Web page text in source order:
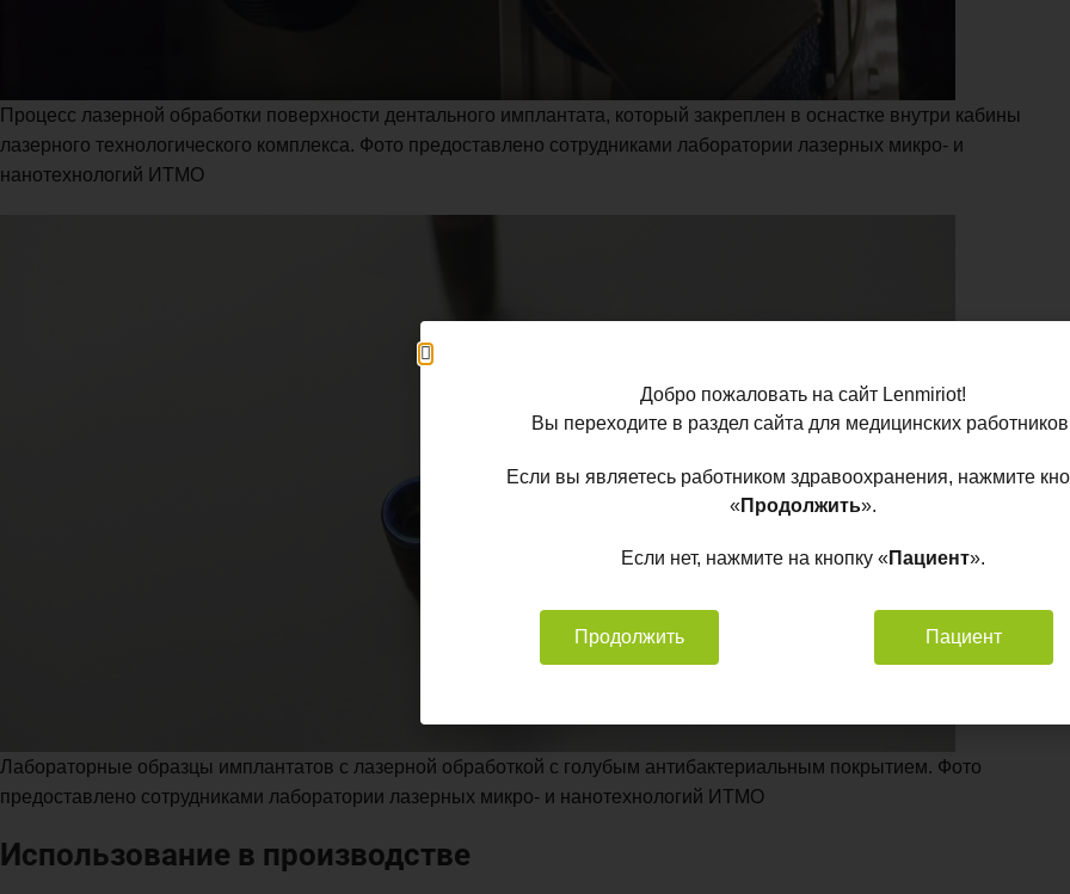
Процесс лазерной обработки поверхности дентального имплантата, который закреплен в оснастке внутри кабины
лазерного технологического комплекса. Фото предоставлено сотрудниками лаборатории лазерных микро- и
нанотехнологий ИТМО
Лабораторные образцы имплантатов с лазерной обработкой с голубым антибактериальным покрытием. Фото
предоставлено сотрудниками лаборатории лазерных микро- и нанотехнологий ИТМО
Использование в производстве
Добро пожаловать на сайт Lenmiriot!
Вы переходите в раздел сайта для медицинских
Если вы являетесь работником здравоохранения, нажмите
« Продолжить».
Если нет, нажмите на кнопку « Пациент».
Продолжить Пациент